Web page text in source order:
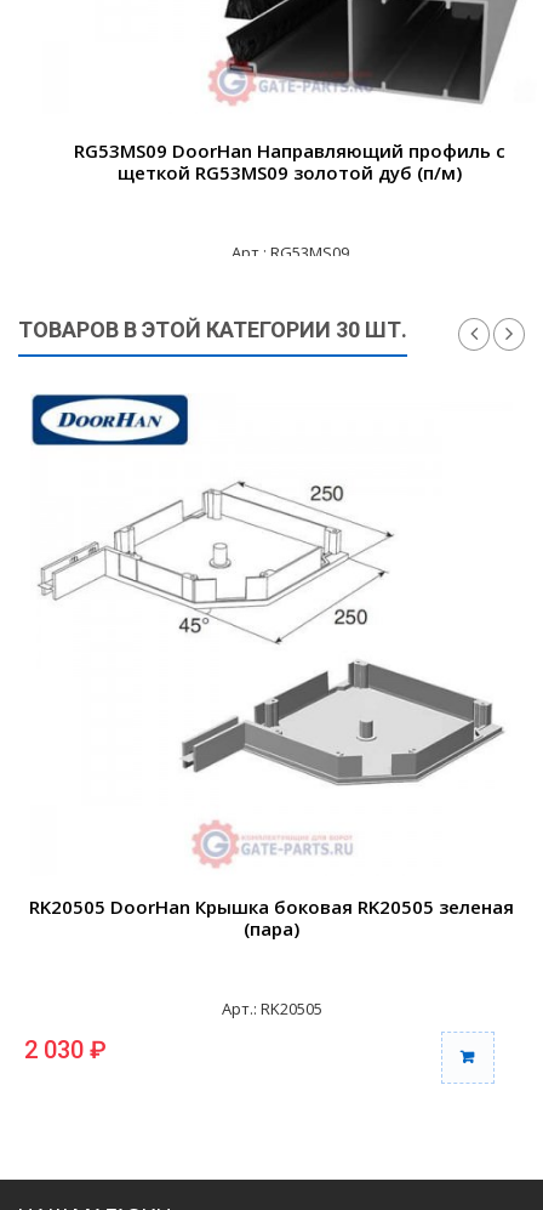
RG53MS09 DoorHan Направляющий профиль с
щеткой RG53MS09 золотой дуб (п/м)
Арт.: RG53MS09
ТОВАРОВ В ЭТОЙ КАТЕГОРИИ 30 ШТ.
RK20505 DoorHan Крышка боковая RK20505 зеленая
(пара)
Арт.: RK20505
2 030 ₽